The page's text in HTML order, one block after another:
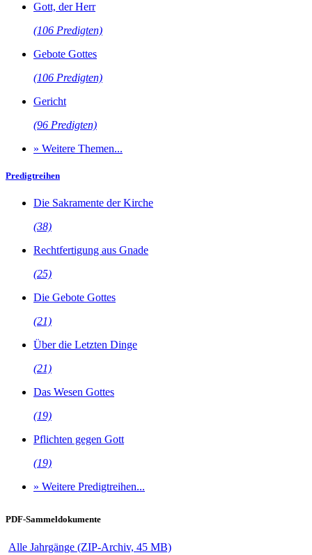
Gott, der Herr
(106 Predigten)
Gebote Gottes
(106 Predigten)
Gericht
(96 Predigten)
» Weitere Themen...
Predigtreihen
Die Sakramente der Kirche
(38)
Rechtfertigung aus Gnade
(25)
Die Gebote Gottes
(21)
Über die Letzten Dinge
(21)
Das Wesen Gottes
(19)
Pflichten gegen Gott
(19)
» Weitere Predigtreihen...
PDF-Sammeldokumente
Alle Jahrgänge (ZIP-Archiv, 45 MB)